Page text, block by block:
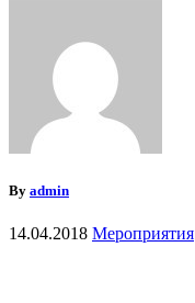
By admin
14.04.2018 Мероприятия